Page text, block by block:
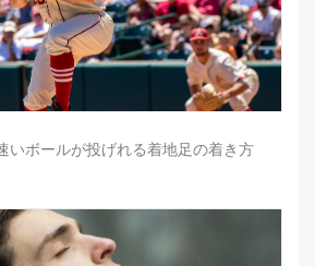
いボールが投げれる着地足の着き方